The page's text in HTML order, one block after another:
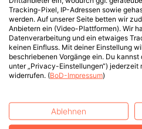
Tracking-Pixel, IP-Adressen sowie
werden. Auf unserer Seite betten wir
Anbietern ein (Video-Plattformen). Wir
Datenverarbeitung und ein etwaiges
keinen Einfluss. Mit deiner Einstellung
beschriebenen Vorgänge ein. Du
unter „Privacy-Einstellungen“)
widerrufen. (BoD-Impressum)
Ablehnen